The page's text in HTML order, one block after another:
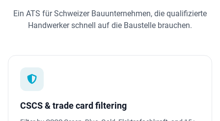
Ein ATS für Schweizer Bauunternehmen, die qualifizierte
Handwerker schnell auf die Baustelle brauchen.
CSCS & trade card filtering